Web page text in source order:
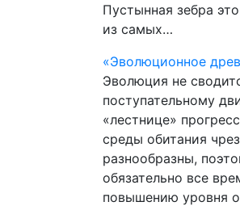
Пустынная зебра
из самых…
«Эволюционное
Эволюция не
поступательному
«лестнице»
среды обитания
разнообразны,
обязательно все
повышению уровня